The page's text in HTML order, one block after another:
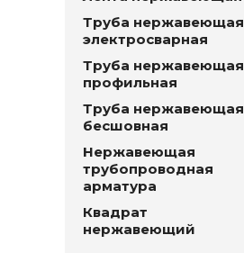
Труба нержавеющая
электросварная
Труба нержавеющая
профильная
Труба нержавеющая
бесшовная
Нержавеющая
трубопроводная
арматура
Квадрат
нержавеющий